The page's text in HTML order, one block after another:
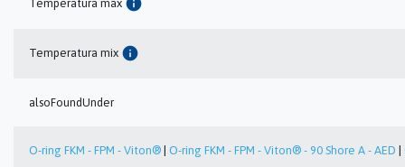
Temperatura max info
Temperatura mix info
alsoFoundUnder
O-ring FKM - FPM - Viton® |O-ring FKM - FPM - Viton® - 90 Shore A - AED |